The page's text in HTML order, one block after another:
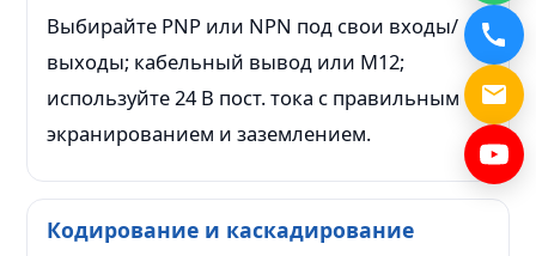
Выбирайте PNP или NPN под свои входы/
выходы; кабельный вывод или M12;
используйте 24 В пост. тока с правильным
экранированием и заземлением.
Кодирование и каскадирование